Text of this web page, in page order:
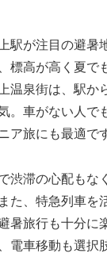
駅が注目の避暑
標高が高く夏で
温泉街は、駅か
。車がない人で
ア旅にも最適で
渋滞の心配もな
た、特急列車を
暑旅行も十分に
電車移動も選択